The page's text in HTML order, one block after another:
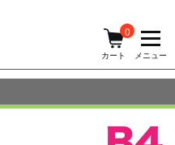
0
カート メニュー